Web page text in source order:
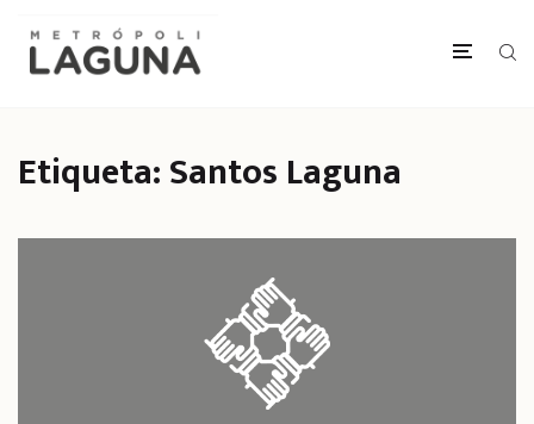
Etiqueta:Santos Laguna